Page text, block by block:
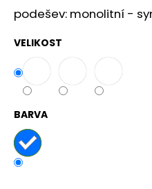
podešev: monolitní -
VELIKOST
BARVA
o
p
o
r